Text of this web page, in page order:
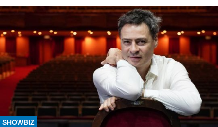
SHOWBIZ